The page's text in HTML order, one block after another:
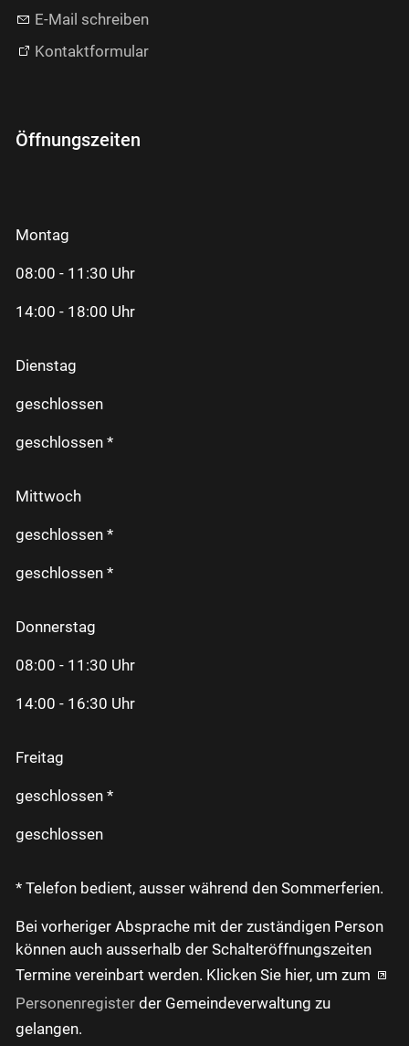
E-Mail schreiben
Kontaktformular
Öffnungszeiten
Montag
08:00 - 11:30 Uhr
14:00 - 18:00 Uhr
Dienstag
geschlossen
geschlossen *
Mittwoch
geschlossen *
geschlossen *
Donnerstag
08:00 - 11:30 Uhr
14:00 - 16:30 Uhr
Freitag
geschlossen *
geschlossen
* Telefon bedient, ausser während den Sommerferien.
Bei vorheriger Absprache mit der zuständigen Person
können auch ausserhalb der Schalteröffnungszeiten
Termine vereinbart werden. Klicken Sie hier, um zum
Personenregister der Gemeindeverwaltung zu
gelangen.